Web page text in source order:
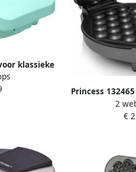
klassieke
voor
met
Princess
– Bubble
wafel
2
€